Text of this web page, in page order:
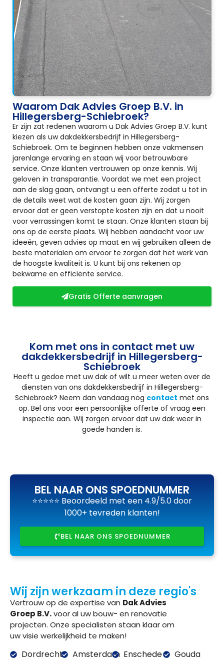
Waarom Dak Advies Groep B.V. in
Hillegersberg-Schiebroek?
Er zijn zat redenen waarom u Dak Advies Groep B.V. kunt
kiezen als uw dakdekkersbedrijf in Hillegersberg-
Schiebroek. Om te beginnen hebben onze vakmensen
jarenlange ervaring en staan wij voor betrouwbare
service. Onze klanten vertrouwen op onze kennis. Wij
geloven in transparantie. Voordat we met een project
aan de slag gaan, ontvangt u een offerte zodat u tot in
de details weet wat de kosten gaan zijn. Wij zorgen
ervoor dat er geen verstopte kosten zijn en dat u nooit
voor verrassingen komt te staan. Onze klanten staan bij
ons op de eerste plaats. Wij hebben aandacht voor uw
ideeën, geven advies op maat en wij gebruiken alleen de
beste materialen om ervoor te zorgen dat het werk van
de hoogste kwaliteit is. U kunt bij ons rekenen op
bekwame en efficiënte service.
Gratis Offerte aanvragen
Kom met ons in contact met uw
dakdekkersbedrijf in Hillegersberg-
Schiebroek
Heeft u gedoe met uw dak of wilt u meer weten over de
diensten van ons dakdekkersbedrijf in Hillegersberg-
Schiebroek? Neem dan vandaag nog contact met ons
op. Bel ons voor een persoonlijke offerte of vraag een
inspectie aan. Wij zorgen ervoor dat uw dak weer in
goede handen is.
BEL NAAR ONS SPOEDNUMMER
⭐⭐⭐⭐⭐ Beoordeeld met een 4.9/5.0 door
1000+ tevreden klanten!
BEL NAAR ONS SPOEDNUMMER
Wij zijn werkzaam in deze regio's
Vertrouw op de expertise van Dak Advies
Groep B.V.voor al uw bouw- en renovatie
projecten. Onze specialisten staan klaar om
uw visie werkelijkheid te maken!
Dordrecht
Amsterdam Enschede
Gouda